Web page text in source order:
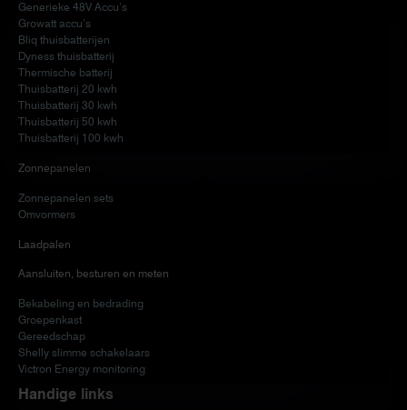
Generieke 48V Accu’s
Growatt accu’s
Bliq thuisbatterijen
Dyness thuisbatterij
Thermische batterij
Thuisbatterij 20 kwh
Thuisbatterij 30 kwh
Thuisbatterij 50 kwh
Thuisbatterij 100 kwh
Zonnepanelen
Zonnepanelen sets
Omvormers
Laadpalen
Aansluiten, besturen en meten
Bekabeling en bedrading
Groepenkast
Gereedschap
Shelly slimme schakelaars
Victron Energy monitoring
Handige links